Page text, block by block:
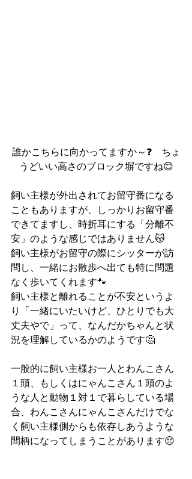
誰かこちらに向かってますか～❓　ちょ
うどいい高さのブロック塀ですね😊
飼い主様が外出されてお留守番になる
こともありますが、しっかりお留守番
できてますし、時折耳にする「分離不
安」のような感じではありません😽
飼い主様がお留守の際にシッターが訪
問し、一緒にお散歩へ出ても特に問題
なく歩いてくれます🐾
飼い主様と離れることが不安というよ
り「一緒にいたいけど、ひとりでも大
丈夫やで」って、なんだかちゃんと状
況を理解しているかのようです🤔
一般的に飼い主様お一人とわんこさん
１頭、もしくはにゃんこさん１頭のよ
うな人と動物１対１で暮らしている場
合、わんこさんにゃんこさんだけでな
く飼い主様側からも依存しあうような
間柄になってしまうことがあります😔